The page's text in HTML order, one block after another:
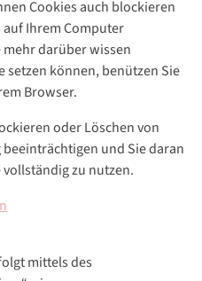
Cookies auch blockieren
Ihrem Computer
darüber wissen
setzen können, benützen Sie
Browser.
oder Löschen von
und Sie daran
zu nutzen.
mittels des